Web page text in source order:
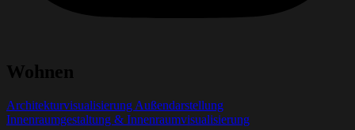
Wohnen
Architekturvisualisierung Außendarstellung
Innenraumgestaltung & Innenraumvisualisierung